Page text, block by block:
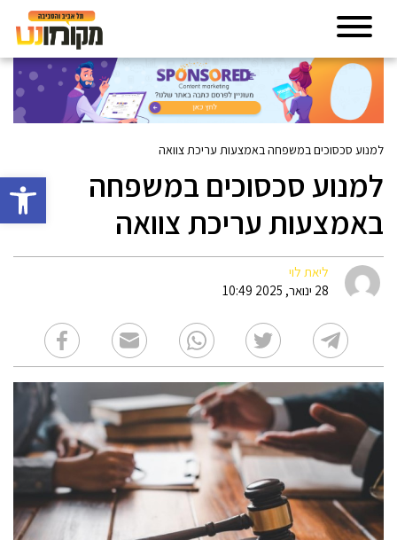
פתח
למנוע סכסוכים במשפחה באמצעות עריכת צוואה
למנוע סכסוכים במשפחה
באמצעות עריכת צוואה
ליאת לוי
28 ינואר, 2025 10:49